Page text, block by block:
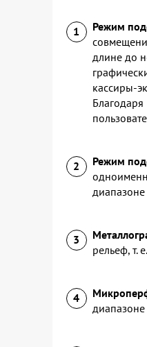
Режим
длине до
кассиры-
Режим
диапазоне
рельеф, т.
диапазоне